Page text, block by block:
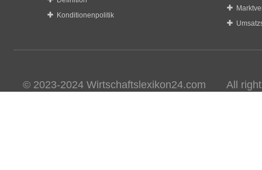
Konditionenpolitik
© 2023-2024 Wirtschaftslexikon24.com All